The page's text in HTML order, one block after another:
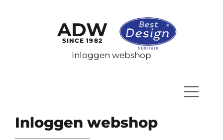
ADW
SINCE 1982
Inloggen webshop
Inloggen webshop